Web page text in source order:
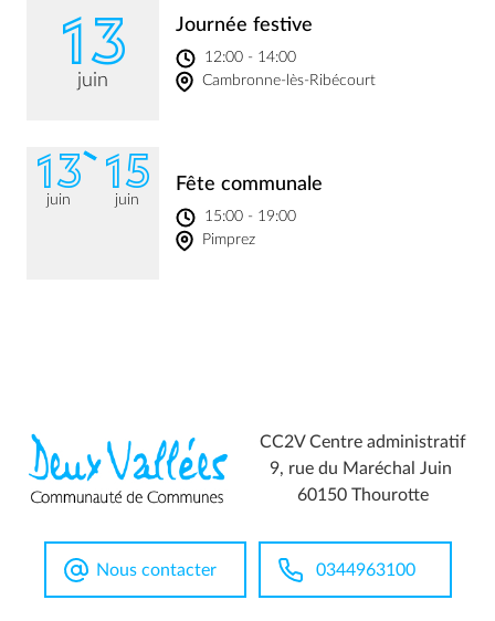
13
juin
Journée festive
12:00 - 14:00
Cambronne-lès-Ribécourt
13
juin
15
juin
Fête communale
15:00 - 19:00
Pimprez
CC2V Centre administratif
9, rue du Maréchal Juin
60150 Thourotte
Nous contacter 0344963100